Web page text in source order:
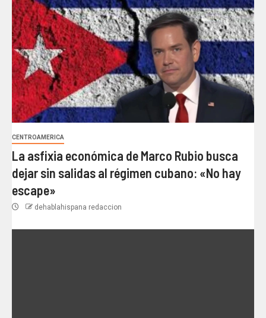
CENTROAMERICA
La asfixia económica de Marco Rubio busca
dejar sin salidas al régimen cubano: «No hay
escape»
dehablahispana redaccion